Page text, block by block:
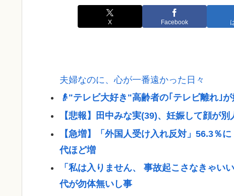
X Facebook
夫婦なのに、心が一番遠かった日々
👴"テレビ大好き"高齢者の｢テレビ離れ｣
【悲報】田中みな実(39)、妊娠して顔が
【急増】「外国人受け入れ反対」56.3％
代ほど増
「私は入りません、 事故起こさなきゃい
代が勿体無いし事